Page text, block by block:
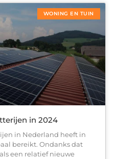
WONING EN TUIN
in 2024
in Nederland heeft in
bereikt. Ondanks dat
een relatief nieuwe